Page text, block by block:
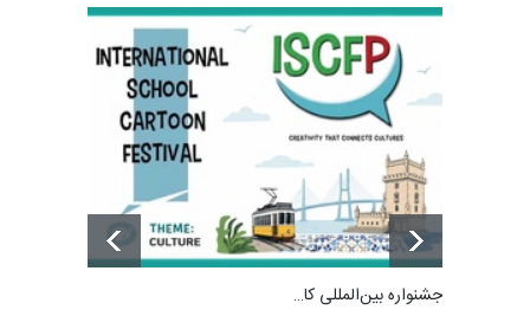
جشنواره بین‌المللی کا…